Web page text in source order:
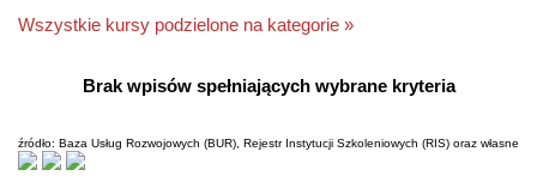
Wszystkie kursy podzielone na kategorie »
Brak wpisów spełniających wybrane kryteria
źródło: Baza Usług Rozwojowych (BUR), Rejestr Instytucji Szkoleniowych (RIS) oraz własne